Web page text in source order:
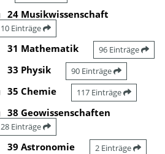
24 Musikwissenschaft
10 Einträge
31 Mathematik 96 Einträge
33 Physik 90 Einträge
35 Chemie 117 Einträge
38 Geowissenschaften
28 Einträge
39 Astronomie 2 Einträge